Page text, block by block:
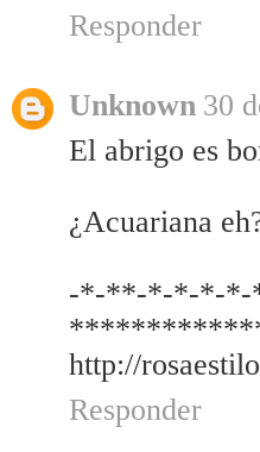
Responder
Unknown 30
El abrigo es
¿Acuariana
-*-**-*-*-*-*-
http://
Responder